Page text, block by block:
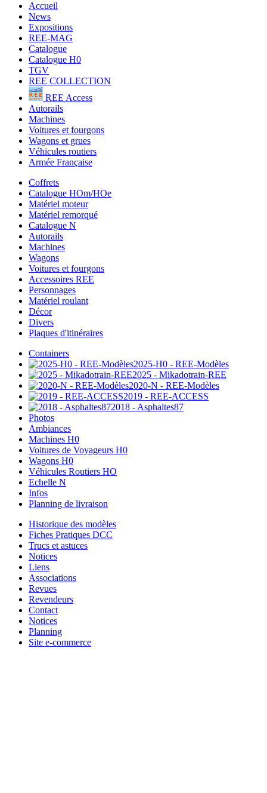
Accueil
News
Expositions
REE-MAG
Catalogue
Catalogue H0
TGV
REE COLLECTION
REE Access
Autorails
Machines
Voitures et fourgons
Wagons et grues
Véhicules routiers
Armée Française
Coffrets
Catalogue HOm/HOe
Matériel moteur
Matériel remorqué
Catalogue N
Autorails
Machines
Wagons
Voitures et fourgons
Accessoires REE
Personnages
Matériel roulant
Décor
Divers
Plaques d'itinéraires
Containers
2025-H0 - REE-Modèles
2025 - Mikadotrain-REE
2020-N - REE-Modèles
2019 - REE-ACCESS
2018 - Asphaltes87
Photos
Ambiances
Machines H0
Voitures de Voyageurs H0
Wagons H0
Véhicules Routiers HO
Echelle N
Infos
Planning de livraison
Historique des modèles
Fiches Pratiques DCC
Trucs et astuces
Notices
Liens
Associations
Revues
Revendeurs
Contact
Notices
Planning
Site e-commerce